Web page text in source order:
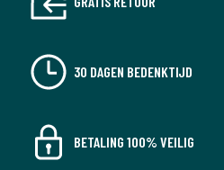
30 DAGEN BEDENKTIJD
BETALING 100% VEILIG